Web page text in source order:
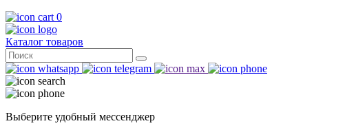
0
Каталог товаров
Поиск
for:
Выберите удобный мессенджер